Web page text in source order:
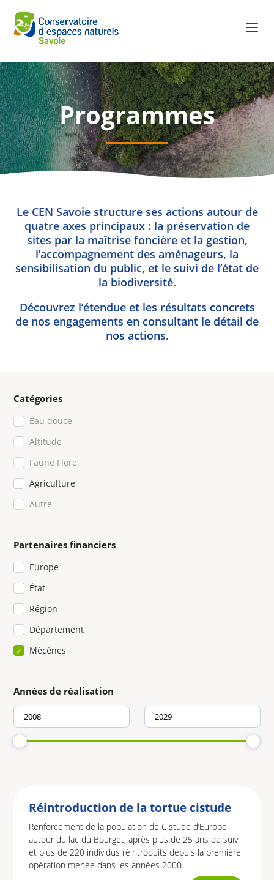
Programmes
Le CEN Savoie structure ses actions autour de
quatre axes principaux : la préservation de
sites par la maîtrise foncière et la gestion,
l’accompagnement des aménageurs, la
sensibilisation du public, et le suivi de l’état de
la biodiversité.
Découvrez l’étendue et les résultats concrets
de nos engagements en consultant le détail de
nos actions.
Catégories
Eau douce
Altitude
Faune Flore
Agriculture
Autre
Partenaires financiers
Europe
État
Région
Département
Mécènes
Années de réalisation
Réintroduction de la tortue cistude
Renforcement de la population de Cistude d’Europe
autour du lac du Bourget, après plus de 25 ans de suivi
et plus de 220 individus réintroduits depuis la première
opération menée dans les années 2000.